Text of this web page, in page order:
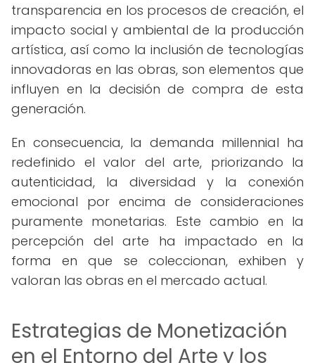
transparencia en los procesos de creación, el
impacto social y ambiental de la producción
artística, así como la inclusión de tecnologías
innovadoras en las obras, son elementos que
influyen en la decisión de compra de esta
generación.
En consecuencia, la demanda millennial ha
redefinido el valor del arte, priorizando la
autenticidad, la diversidad y la conexión
emocional por encima de consideraciones
puramente monetarias. Este cambio en la
percepción del arte ha impactado en la
forma en que se coleccionan, exhiben y
valoran las obras en el mercado actual.
Estrategias de Monetización
en el Entorno del Arte y los